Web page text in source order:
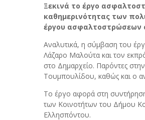
Ξεκινά το έργο
καθημερινότητας των
έργου ασφαλτοστρώσεων
Αναλυτικά, η σύμβαση του
Λάζαρο Μαλούτα και τον
στο Δημαρχείο. Παρόντες
Τουμπουλίδου, καθώς και ο
Το έργο αφορά στη
των Κοινοτήτων του Δήμου
Ελλησπόντου.